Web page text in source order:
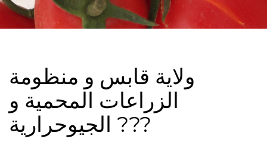
ولاية قابس و منظومة
الزراعات المحمية و
الجيوحرارية ???